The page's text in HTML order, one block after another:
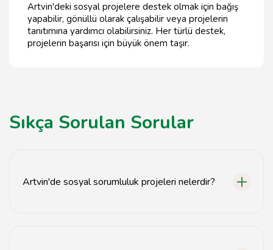
Artvin'deki sosyal projelere destek olmak için bağış
yapabilir, gönüllü olarak çalışabilir veya projelerin
tanıtımına yardımcı olabilirsiniz. Her türlü destek,
projelerin başarısı için büyük önem taşır.
Sıkça Sorulan Sorular
Artvin'de sosyal sorumluluk projeleri nelerdir?